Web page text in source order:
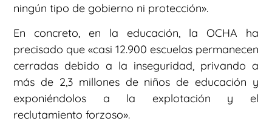
ningún tipo de gobierno ni protección».
En concreto, en la educación, la OCHA ha
precisado que «casi 12.900 escuelas permanecen
cerradas debido a la inseguridad, privando a
más de 2,3 millones de niños de educación y
exponiéndolos a la explotación y el
reclutamiento forzoso».